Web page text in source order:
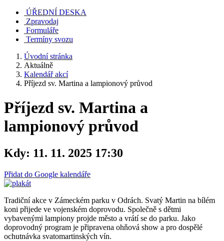
ÚŘEDNÍ DESKA
Zpravodaj
Formuláře
Termíny svozu
Úvodní stránka
Aktuálně
Kalendář akcí
Příjezd sv. Martina a lampionový průvod
Příjezd sv. Martina a
lampionový průvod
Kdy: 11. 11. 2025 17:30
Přidat do Google kalendáře
Tradiční akce v Zámeckém parku v Odrách. Svatý Martin na bílém
koni přijede ve vojenském doprovodu. Společně s dětmi
vybavenými lampiony projde město a vrátí se do parku. Jako
doprovodný program je připravena ohňová show a pro dospělé
ochutnávka svatomartinských vín.